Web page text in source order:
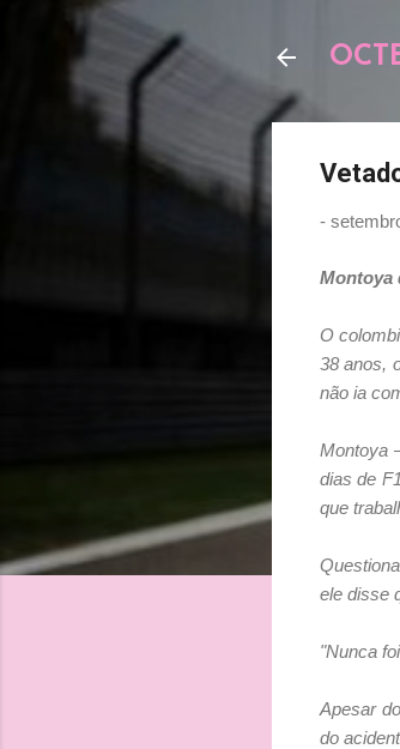
-
Montoya
O
38 anos,
não ia
Montoya
dias de
que
ele disse
"Nunca
Apesar
do